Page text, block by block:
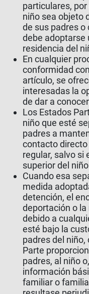
particulares,
niño sea objeto
de sus padres
debe adoptarse
residencia del
En cualquier
conformidad
artículo, se
interesadas la
de dar a
Los Estados
niño que esté
padres a
contacto
regular, salvo si
superior del
Cuando esa
medida
detención, el
deportación o
debido a
esté bajo la
padres del niño,
Parte
padres, al niño
información
familiar o